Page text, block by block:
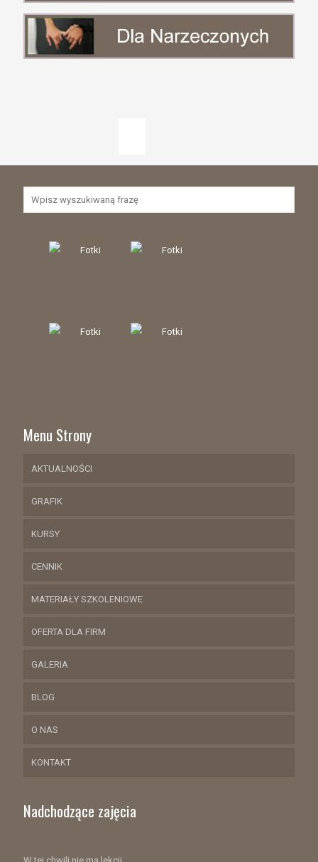
Menu Strony
AKTUALNOŚCI
GRAFIK
KURSY
CENNIK
MATERIAŁY SZKOLENIOWE
OFERTA DLA FIRM
GALERIA
BLOG
O NAS
KONTAKT
Nadchodzące zajęcia